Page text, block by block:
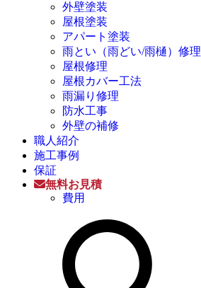
外壁塗装
屋根塗装
アパート塗装
雨とい（雨どい/雨樋）修理
屋根修理
屋根カバー工法
雨漏り修理
防水工事
外壁の補修
職人紹介
施工事例
保証
無料お見積
費用